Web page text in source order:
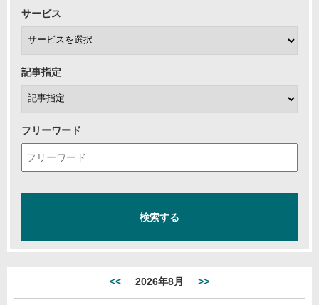
サービス
記事指定
フリーワード
<< 2026年8月 >>